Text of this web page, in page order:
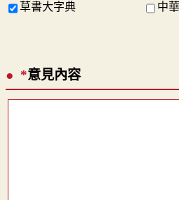
草書大字典 中
*意見內容